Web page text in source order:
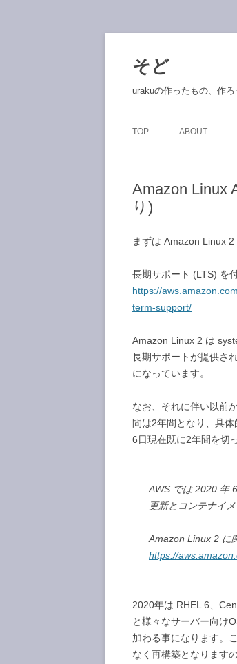
ン
ツ
ス
そど
urakuの作ったもの、作
TOP ABOUT
Amazon Linux
り)
まずは Amazon Linux 2
長期サポート (LTS) を
https://
term-support/
Amazon Linux 2 は
長期サポートが提供さ
になっています。
なお、それに伴い以前
間は2年間となり、具
6日現在既に2年間を切
AWS では 2020 年
更新とコンテナイ
Amazon Linux 2 に
https://
2020年は RHEL 6、
と様々なサーバー向け
加わる事になります。
なく再構築となります